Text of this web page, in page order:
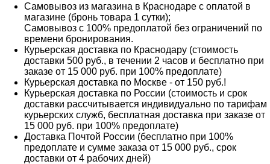
Самовывоз из магазина в Краснодаре с оплатой в
магазине (бронь товара 1 сутки);
Самовывоз с 100% предоплатой без ограничений по
времени бронирования.
Курьерская доставка по Краснодару (стоимость
доставки 500 руб., в течении 2 часов и бесплатно при
заказе от 15 000 руб. при 100% предоплате)
Курьерская доставка по Москве - от 150 руб.!
Курьерская доставка по России (стоимость и срок
доставки рассчитывается индивидуально по тарифам
курьерских служб, бесплатная доставка при заказе от
15 000 руб. при 100% предоплате)
Доставка Почтой России (бесплатно при 100%
предоплате и сумме заказа от 15 000 руб., срок
доставки от 4 рабочих дней)